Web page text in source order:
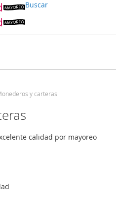
Buscar
y carteras
calidad por mayoreo